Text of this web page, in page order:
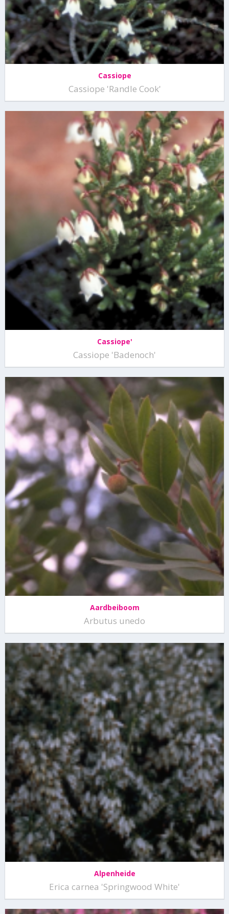
Cassiope
Cassiope 'Randle Cook'
Cassiope'
Cassiope 'Badenoch'
Aardbeiboom
Arbutus unedo
Alpenheide
Erica carnea 'Springwood White'